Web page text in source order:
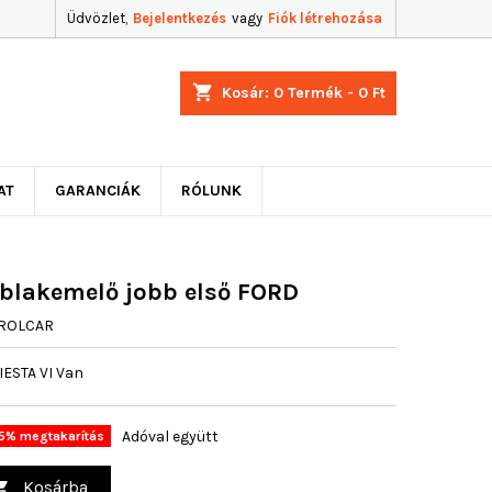
Üdvözlet, Bejelentkezés vagy Fiók létrehozása
shopping_cart Kosár: 0 Termék - 0 Ft
GARANCIÁK RÓLUNK
jobb első FORD
VI Van
megtakarítás Adóval együtt
Kosárba